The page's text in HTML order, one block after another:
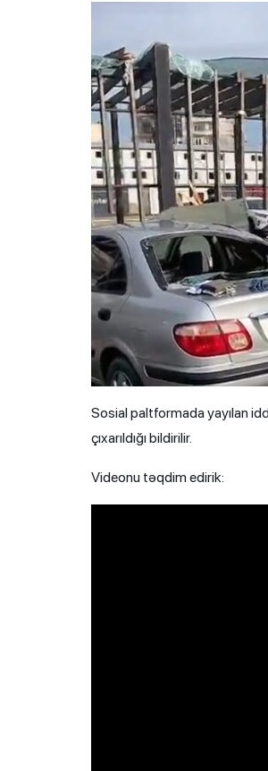
Sosial paltformada yayılan
çıxarıldığı bildirilir.
Videonu təqdim edirik: